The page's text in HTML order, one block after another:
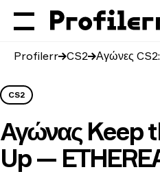
Profilerr CS2 Αγώνες
CS2
Αγώνας Keep
Up —